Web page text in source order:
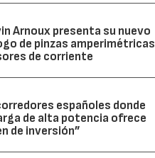
Arnoux presenta su nuevo
de pinzas amperimétricas
de corriente
españoles donde
de alta potencia ofrece
de inversión”